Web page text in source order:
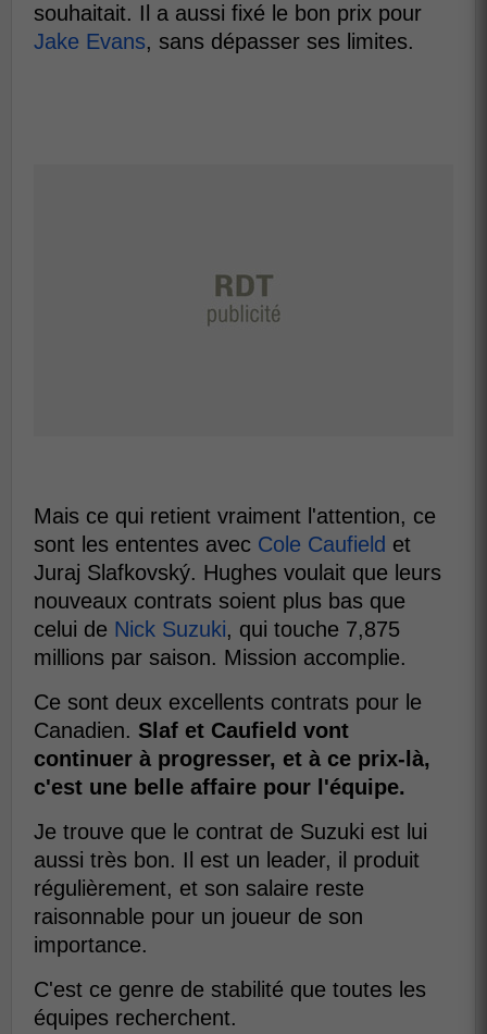
souhaitait. Il a aussi fixé le bon prix pour
Jake Evans, sans dépasser ses limites.
Mais ce qui retient vraiment l'attention, ce
sont les ententes avec Cole Caufield et
Juraj Slafkovský. Hughes voulait que leurs
nouveaux contrats soient plus bas que
celui de Nick Suzuki, qui touche 7,875
millions par saison. Mission accomplie.
Ce sont deux excellents contrats pour le
Canadien. Slaf et Caufield vont
continuer à progresser, et à ce prix-là,
c'est une belle affaire pour l'équipe.
Je trouve que le contrat de Suzuki est lui
aussi très bon. Il est un leader, il produit
régulièrement, et son salaire reste
raisonnable pour un joueur de son
importance.
C'est ce genre de stabilité que toutes les
équipes recherchent.